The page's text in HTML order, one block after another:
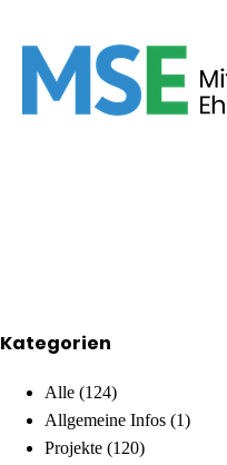
Kategorien
Alle (124)
Allgemeine Infos (1)
Projekte (120)